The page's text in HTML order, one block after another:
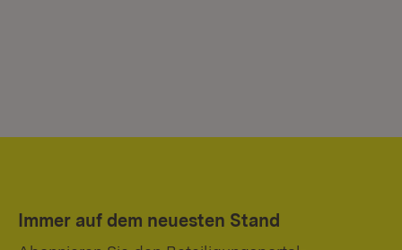
Immer auf dem neuesten Stand